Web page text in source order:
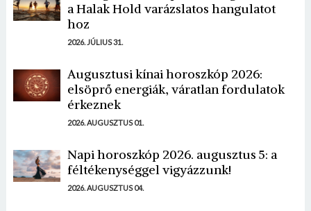
a Halak Hold varázslatos hangulatot
hoz
2026. JÚLIUS 31.
Augusztusi kínai horoszkóp 2026:
elsöprő energiák, váratlan fordulatok
érkeznek
2026. AUGUSZTUS 01.
Napi horoszkóp 2026. augusztus 5: a
féltékenységgel vigyázzunk!
2026. AUGUSZTUS 04.